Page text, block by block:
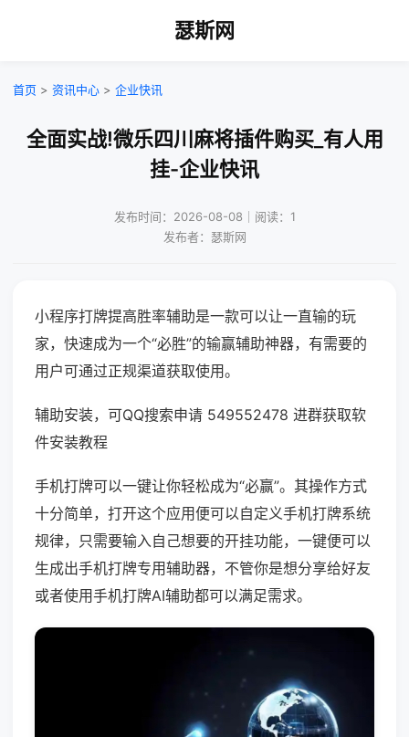
瑟斯网
首页 > 资讯中心 > 企业快讯
全面实战!微乐四川麻将插件购买_有人用
挂-企业快讯
发布时间：2026-08-08｜阅读：1
发布者：瑟斯网
小程序打牌提高胜率辅助是一款可以让一直输的玩
家，快速成为一个“必胜”的输赢辅助神器，有需要的
用户可通过正规渠道获取使用。
辅助安装，可QQ搜索申请 549552478 进群获取软
件安装教程
手机打牌可以一键让你轻松成为“必赢”。其操作方式
十分简单，打开这个应用便可以自定义手机打牌系统
规律，只需要输入自己想要的开挂功能，一键便可以
生成出手机打牌专用辅助器，不管你是想分享给好友
或者使用手机打牌AI辅助都可以满足需求。